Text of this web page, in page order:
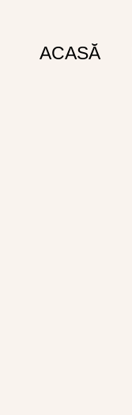
ACASĂ